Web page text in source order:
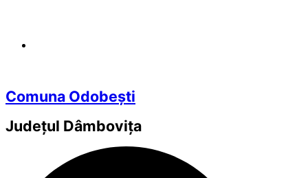
Comuna Odobești
Județul Dâmbovița